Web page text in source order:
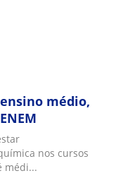
médio,
nos cursos
médi...